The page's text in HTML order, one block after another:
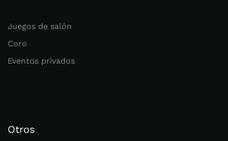
Juegos de salón
Coro
Eventos privados
Otros